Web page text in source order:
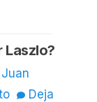
Laszlo?
Juan
Deja